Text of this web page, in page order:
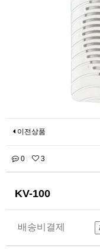
이전상품
0 3
KV-100
배송비결제